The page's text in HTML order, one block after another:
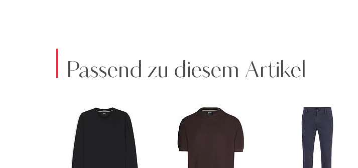
Passend zu diesem Artikel